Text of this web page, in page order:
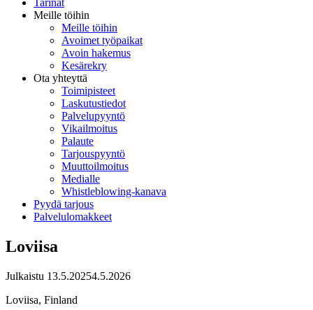
Tarinat
Meille töihin
Meille töihin
Avoimet työpaikat
Avoin hakemus
Kesärekry
Ota yhteyttä
Toimipisteet
Laskutustiedot
Palvelupyyntö
Vikailmoitus
Palaute
Tarjouspyyntö
Muuttoilmoitus
Medialle
Whistleblowing-kanava
Pyydä tarjous
Palvelulomakkeet
Loviisa
Julkaistu 13.5.20254.5.2026
Loviisa, Finland